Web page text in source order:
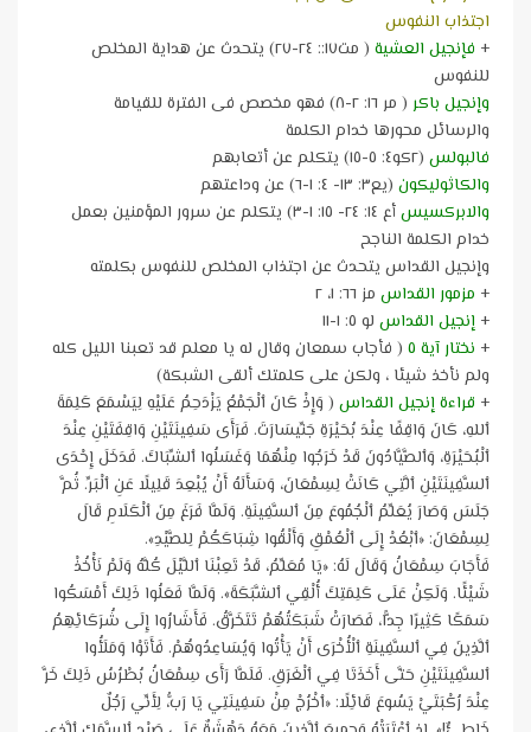
اجتذاب النفوس
+ فإنجيل العشية
( مت١٧:: ٢٤-٢٧) يتحدث عن هداية المخلص
للنفوس
وإنجيل باكر ( مر ١٦: ٢-٨) فهو مخصص فى الفترة للقيامة
والرسائل محورها خدام الكلمة
فالبولس (٢كو٤: ٥-١٥) يتكلم عن أتعابهم
والكاثوليكون (يع٣: ١٣- ٤: ١-٦) عن وداعتهم
والابركسيس
أع ١٤: ٢٤- ١٥: ١-٣) يتكلم عن سرور المؤمنين بعمل
خدام الكلمة الناجح
وإنجيل القداس يتحدث عن اجتذاب المخلص للنفوس بكلمته
+ مزمور القداس مز ٦٦: ١، ٢
+ إنجيل القداس لو ٥: ١-١١
+ نختار آية ٥
( فأجاب سمعان وقال له يا معلم قد تعبنا الليل كله
ولم نأخذ شيئا ، ولكن على كلمتك ألقى الشبكة)
+ قراءة إنجيل القداس ( وَإِذْ كَانَ ٱلْجَمْعُ يَزْدَحِمُ عَلَيْهِ لِيَسْمَعَ كَلِمَةَ
ٱللهِ، كَانَ وَاقِفًا عِنْدَ بُحَيْرَةِ جَنِّيسَارَتَ. فَرَأَى سَفِينَتَيْنِ وَاقِفَتَيْنِ عِنْدَ
ٱلْبُحَيْرَةِ، وَٱلصَّيَّادُونَ قَدْ خَرَجُوا مِنْهُمَا وَغَسَلُوا ٱلشِّبَاكَ. فَدَخَلَ إِحْدَى
ٱلسَّفِينَتَيْنِ ٱلَّتِي كَانَتْ لِسِمْعَانَ، وَسَأَلَهُ أَنْ يُبْعِدَ قَلِيلًا عَنِ ٱلْبَرِّ. ثُمَّ
جَلَسَ وَصَارَ يُعَلِّمُ ٱلْجُمُوعَ مِنَ ٱلسَّفِينَةِ. وَلَمَّا فَرَغَ مِنَ ٱلْكَلَامِ قَالَ
لِسِمْعَانَ: «ٱبْعُدْ إِلَى ٱلْعُمْقِ وَأَلْقُوا شِبَاكَكُمْ لِلصَّيْدِ».
فَأَجَابَ سِمْعَانُ وَقَالَ لَهُ: «يَا مُعَلِّمُ، قَدْ تَعِبْنَا ٱللَّيْلَ كُلَّهُ وَلَمْ نَأْخُذْ
شَيْئًا. وَلَكِنْ عَلَى كَلِمَتِكَ أُلْقِي ٱلشَّبَكَةَ». وَلَمَّا فَعَلُوا ذَلِكَ أَمْسَكُوا
سَمَكًا كَثِيرًا جِدًّا، فَصَارَتْ شَبَكَتُهُمْ تَتَخَرَّقُ. فَأَشَارُوا إِلَى شُرَكَائِهِمُ
ٱلَّذِينَ فِي ٱلسَّفِينَةِ ٱلْأُخْرَى أَنْ يَأْتُوا وَيُسَاعِدُوهُمْ. فَأَتَوْا وَمَلَأُوا
ٱلسَّفِينَتَيْنِ حَتَّى أَخَذَتَا فِي ٱلْغَرَقِ. فَلَمَّا رَأَى سِمْعَانُ بُطْرُسُ ذَلِكَ خَرَّ
عِنْدَ رُكْبَتَيْ يَسُوعَ قَائِلًا: «ٱخْرُجْ مِنْ سَفِينَتِي يَا رَبُّ، لِأَنِّي رَجُلٌ